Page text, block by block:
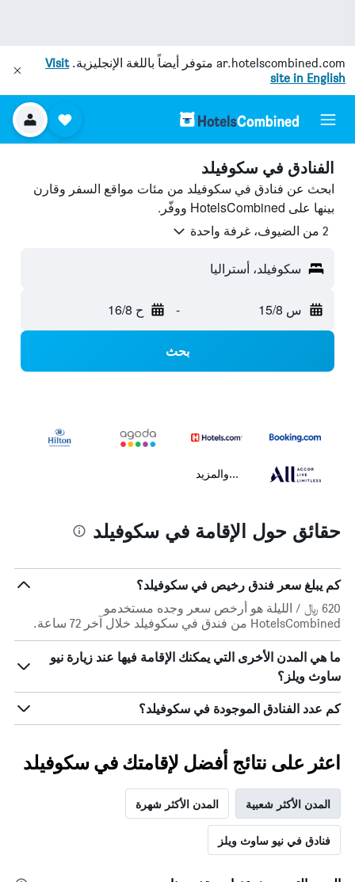
ar.hotelscombined.com متوفر أيضاً باللغة الإنجليزية.Visit
site in English
الفنادق في سكوفيلد
ابحث عن فنادق في سكوفيلد من مئات مواقع السفر وقارن
بينها على HotelsCombined ووفّر.
2 من الضيوف، غرفة واحدة
سكوفيلد، أستراليا
س 15/8 - ح 16/8
بحث
...والمزيد
حقائق حول الإقامة في سكوفيلد
كم يبلغ سعر فندق رخيص في سكوفيلد؟
620 ﷼ / الليلة هو أرخص سعر وجده مستخدمو
HotelsCombined من فندق في سكوفيلد خلال آخر 72 ساعة.
ما هي المدن الأخرى التي يمكنك الإقامة فيها عند زيارة نيو
ساوث ويلز؟
كم عدد الفنادق الموجودة في سكوفيلد؟
اعثر على نتائج أفضل لإقامتك في سكوفيلد
المدن الأكثر شعبية المدن الأكثر شهرة
فنادق في نيو ساوث ويلز